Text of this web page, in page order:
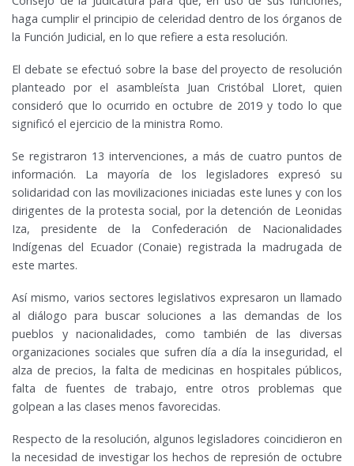
haga cumplir el principio de celeridad dentro de los órganos de
la Función Judicial, en lo que refiere a esta resolución.
El debate se efectuó sobre la base del proyecto de resolución
planteado por el asambleísta Juan Cristóbal Lloret, quien
consideró que lo ocurrido en octubre de 2019 y todo lo que
significó el ejercicio de la ministra Romo.
Se registraron 13 intervenciones, a más de cuatro puntos de
información. La mayoría de los legisladores expresó su
solidaridad con las movilizaciones iniciadas este lunes y con los
dirigentes de la protesta social, por la detención de Leonidas
Iza, presidente de la Confederación de Nacionalidades
Indígenas del Ecuador (Conaie) registrada la madrugada de
este martes.
Así mismo, varios sectores legislativos expresaron un llamado
al diálogo para buscar soluciones a las demandas de los
pueblos y nacionalidades, como también de las diversas
organizaciones sociales que sufren día a día la inseguridad, el
alza de precios, la falta de medicinas en hospitales públicos,
falta de fuentes de trabajo, entre otros problemas que
golpean a las clases menos favorecidas.
Respecto de la resolución, algunos legisladores coincidieron en
la necesidad de investigar los hechos de represión de octubre